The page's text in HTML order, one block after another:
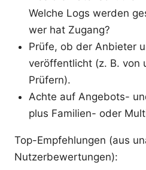
Welche Logs werden
wer hat Zugang?
Prüfe, ob der Anbieter
veröffentlicht (z. B. von
Prüfern).
Achte auf Angebots-
plus Familien- oder
Top-Empfehlungen (aus
Nutzerbewertungen):